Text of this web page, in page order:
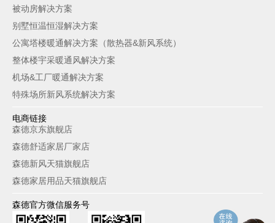
被动房解决方案
别墅恒温恒湿解决方案
公寓塔楼暖通解决方案（散热器&新风系统）
整体楼宇采暖通风解决方案
机场&工厂暖通解决方案
特殊场所新风系统解决方案
电商链接
森德京东旗舰店
森德舒适家居厂家店
森德新风天猫旗舰店
森德家居用品天猫旗舰店
森德官方微信服务号